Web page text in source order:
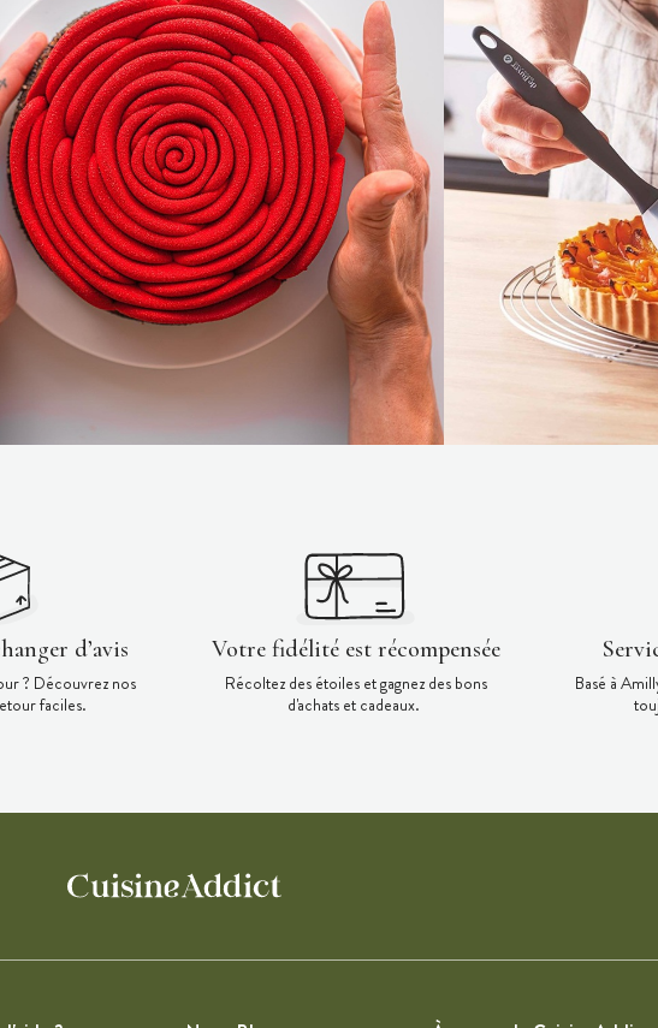
d’avis
? Découvrez nos
faciles.
Votre fidélité est récompensée
Récoltez des étoiles et gagnez des bons
d'achats et cadeaux.
Basé à